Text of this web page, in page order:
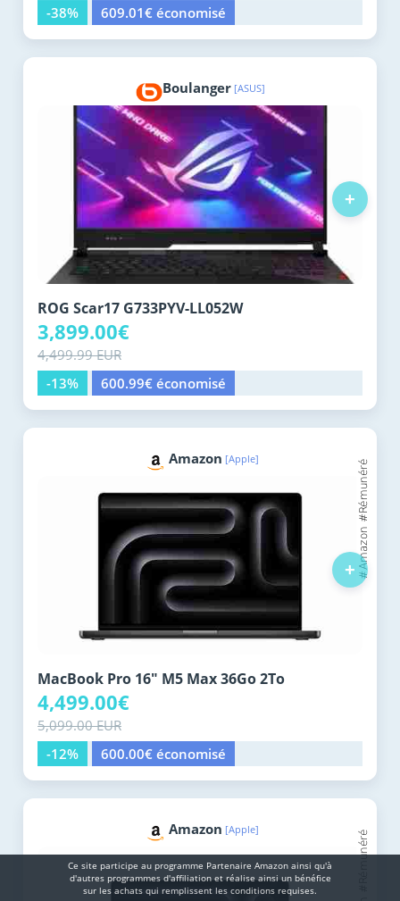
-38%
609.01€ économisé
Boulanger [ASUS]
ROG Scar17 G733PYV-LL052W
3,899.00€
4,499.99 EUR
-13%
600.99€ économisé
+
Amazon [Apple]
MacBook Pro 16" M5 Max 36Go 2To
4,499.00€
5,099.00 EUR
-12%
600.00€ économisé
+
Amazon [Apple]
Ce site participe au programme Partenaire Αmazοn ainsi qu'à
d'autres programmes d'affiliation et réalise ainsi un bénéfice
sur les achats qui remplissent les conditions requises.